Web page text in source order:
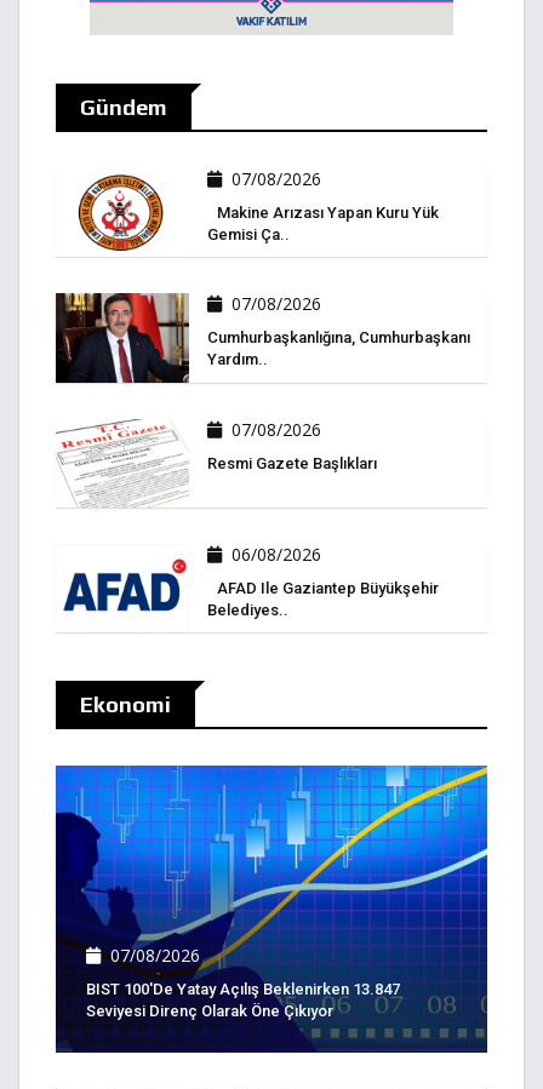
Gündem
07/08/2026
Makine Arızası Yapan Kuru Yük
Gemisi Ça..
07/08/2026
Cumhurbaşkanlığına, Cumhurbaşkanı
Yardım..
07/08/2026
Resmi Gazete Başlıkları
06/08/2026
AFAD Ile Gaziantep Büyükşehir
Belediyes..
Ekonomi
07/08/2026
BIST 100'de Yatay Açılış Beklenirken 13.847
Seviyesi Direnç Olarak Öne Çıkıyor